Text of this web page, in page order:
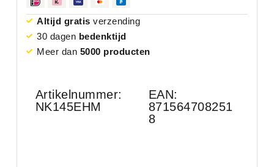
Altijd gratis verzending
30 dagen bedenktijd
Meer dan 5000 producten
Artikelnummer:
NK145EHM
EAN:
871564708251
8